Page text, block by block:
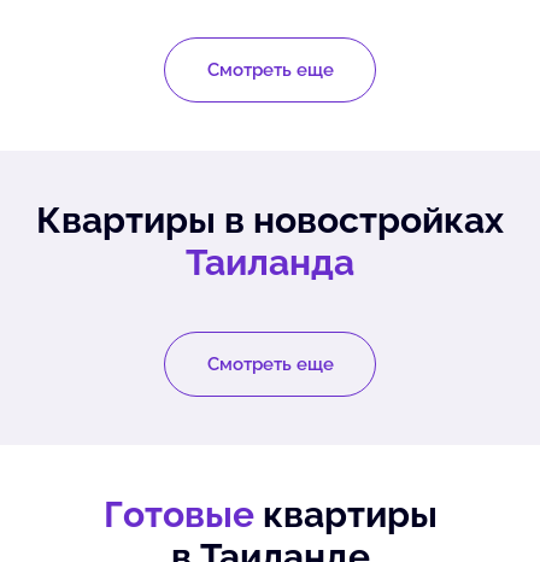
Смотреть еще
Квартиры в новостройках
Таиланда
Смотреть еще
Готовыеквартиры